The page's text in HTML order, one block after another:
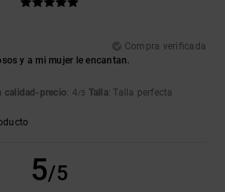
Compra verificada
y a mi mujer le encantan.
calidad-precio: 4/5 Talla: Talla perfecta
5/5